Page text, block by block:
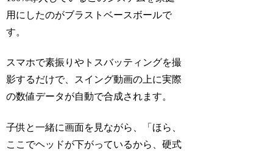
用にしたのがブラストベースボールで
す。
スマホで素振りやトスバッティングを撮
影するだけで、スイング動画の上に実際
の数値データが自動で合成されます。
子供と一緒に画面を見ながら、「ほら、
ここでヘッドが下がっているから、硬式